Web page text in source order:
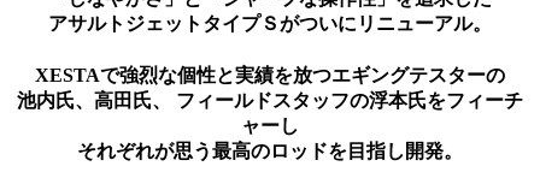
アサルトジェットタイプＳがついにリニューアル。
XESTAで強烈な個性と実績を放つエギングテスターの
池内氏、高田氏、 フィールドスタッフの浮本氏をフィーチ
ャーし
それぞれが思う最高のロッドを目指し開発。